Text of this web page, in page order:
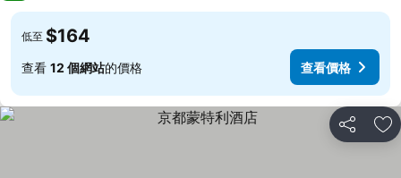
低至 $164
查看 12 個網站的價格 查看價格
分享 放